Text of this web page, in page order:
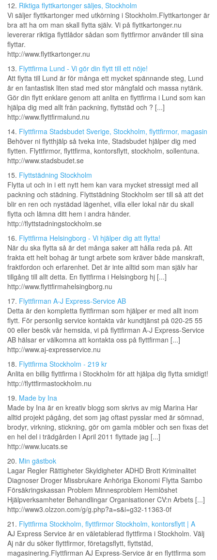
12. Riktiga flyttkartonger säljes, Stockholm
Vi säljer flyttkartonger med utkörning i Stockholm.Flyttkartonger är
bra att ha om man skall flytta själv. Vi på flyttkartonger.nu
levererar riktiga flyttlådor sådan som flyttfirmor använder till sina
flyttar.
http://www.flyttkartonger.nu
13. Flyttfirma Lund - Vi gör din flytt till ett nöje!
Att flytta till Lund är för många ett mycket spännande steg, Lund
är en fantastisk liten stad med stor mångfald och massa nytänk.
Gör din flytt enklare genom att anlita en flyttfirma i Lund som kan
hjälpa dig med allt från packning, flyttstäd och ? [...]
http://www.flyttfirmalund.nu
14. Flyttfirma Stadsbudet Sverige, Stockholm, flyttfirmor, magasin
Behöver ni flytthjälp så tveka inte, Stadsbudet hjälper dig med
flytten. Flyttfirmor, flyttfirma, kontorsflytt, stockholm, sollentuna.
http://www.stadsbudet.se
15. Flyttstädning Stockholm
Flytta ut och in i ett nytt hem kan vara mycket stressigt med all
packning och städning. Flyttstädning Stockholm ser till så att det
blir en ren och nystädad lägenhet, villa eller lokal när du skall
flytta och lämna ditt hem i andra händer.
http://flyttstadningstockholm.se
16. Flyttfirma Helsingborg - Vi hjälper dig att flytta!
När du ska flytta så är det många saker att hålla reda på. Att
frakta ett helt bohag är tungt arbete som kräver både manskraft,
fraktfordon och erfarenhet. Det är inte alltid som man själv har
tillgång till allt detta. En flyttfirma i Helsingborg hj [...]
http://www.flyttfirmahelsingborg.nu
17. Flyttfirman A-J Express-Service AB
Detta är den kompletta flyttfirman som hjälper er med allt inom
flytt. För personlig service kontakta vår kundtjänst på 020-25 55
00 eller besök vår hemsida, vi på flyttfirman A-J Express-Service
AB hälsar er välkomna att kontakta oss på flyttfirman [...]
http://www.aj-expresservice.nu
18. Flyttfirma Stockholm - 219 kr
Anlita en billig flyttfirma i Stockholm för att hjälpa dig flytta smidigt!
http://flyttfirmastockholm.nu
19. Made by Ina
Made by Ina är en kreativ blogg som skrivs av mig Marina Har
alltid projekt pågång, det som jag oftast pysslar med är sömnad,
brodyr, virkning, stickning, gör om gamla möbler och sen fixas det
en hel del i trädgården I April 2011 flyttade jag [...]
http://www.lucats.se
20. Min gästbok
Lagar Regler Rättigheter Skyldigheter ADHD Brott Kriminalitet
Diagnoser Droger Missbrukare Anhöriga Ekonomi Flytta Sambo
Försäkringskassan Problem Minnesproblem Hemlöshet
Hjälpverksamheter Behandlingar Organisationer CV:n Arbets [...]
http://www3.olzzon.com/g/g.php?a=s&i=g32-11363-0f
21. Flyttfirma Stockholm, flyttfirmor Stockholm, kontorsflytt | A
AJ Express Service är en väletablerad flyttfirma i Stockholm. Välj
Aj när du söker flyttfirmor, företagsflytt, flyttstäd,
magasinering.Flyttfirman AJ Express-Service är en flyttfirma som